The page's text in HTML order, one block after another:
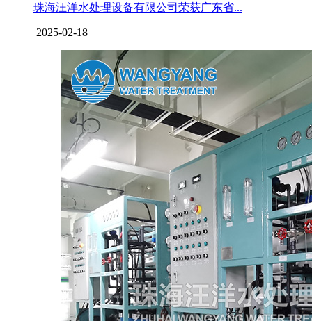
珠海汪洋水处理设备有限公司荣获广东省...
2025-02-18